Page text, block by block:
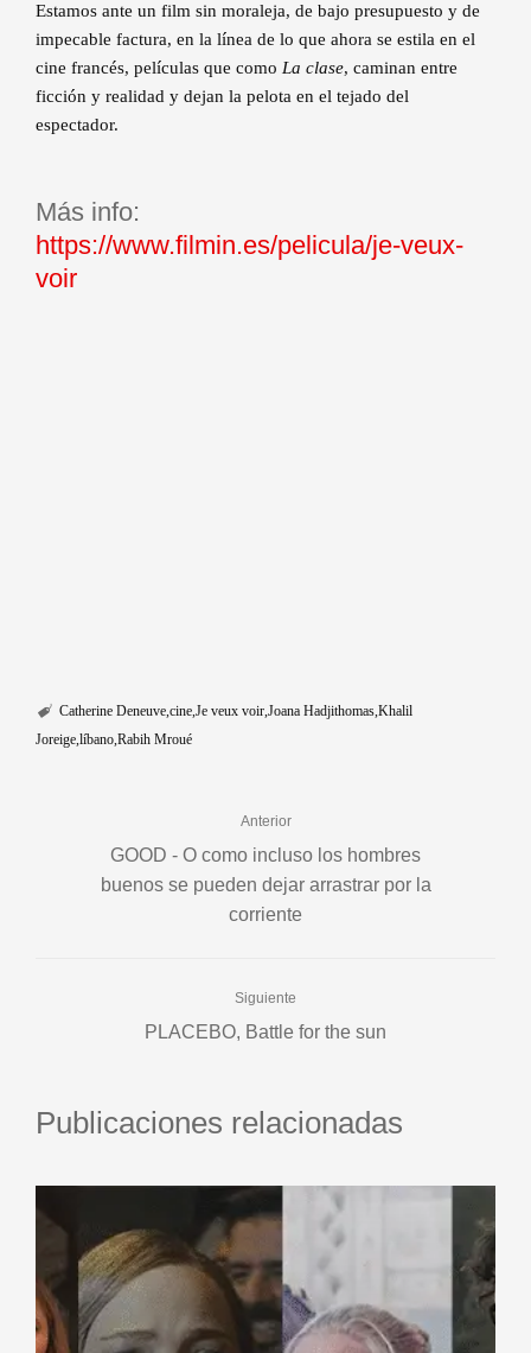
Estamos ante un film sin moraleja, de bajo presupuesto y de
impecable factura, en la línea de lo que ahora se estila en el
cine francés, películas que como La clase, caminan entre
ficción y realidad y dejan la pelota en el tejado del
espectador.
Más info:
https://www.filmin.es/pelicula/je-veux-
voir
Catherine Deneuve cine Je veux voir Joana Hadjithomas Khalil
Joreige líbano Rabih Mroué
Anterior
GOOD - O como incluso los hombres
buenos se pueden dejar arrastrar por la
corriente
Siguiente
PLACEBO, Battle for the sun
Publicaciones relacionadas